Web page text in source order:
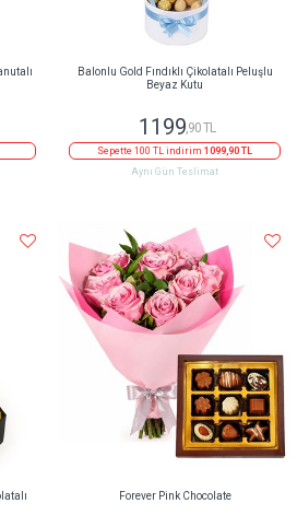
Balonlu Gold Fındıklı Çikolatalı Peluşlu
Beyaz Kutu
1199,90 TL
Sepette 100 TL indirim 1099,90 TL
Aynı Gün Teslimat
Forever Pink Chocolate